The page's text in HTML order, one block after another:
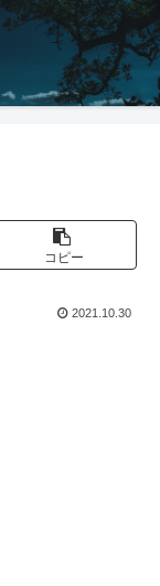
コピー
2021.10.30